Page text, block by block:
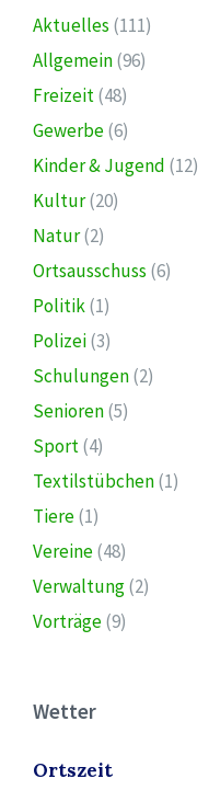
Aktuelles (111)
Allgemein(96)
Freizeit(48)
Gewerbe(6)
Kinder & Jugend (12)
Kultur(20)
Natur(2)
Ortsausschuss (6)
Politik(1)
Polizei(3)
Schulungen(2)
Senioren(5)
Sport(4)
Textilstübchen(1)
Tiere(1)
Vereine(48)
Verwaltung(2)
Vorträge(9)
Wetter
Ortszeit